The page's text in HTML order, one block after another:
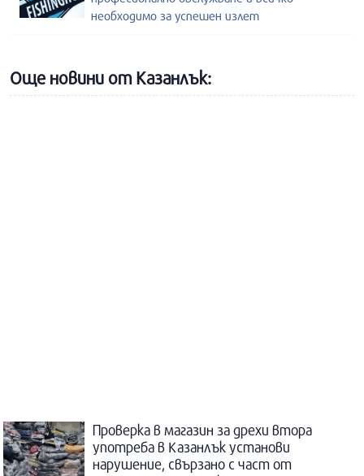
необходимо за успешен излет
Още новини от Казанлък:
Проверка в магазин за дрехи втора
употреба в Казанлък установи
нарушение, свързано с част от